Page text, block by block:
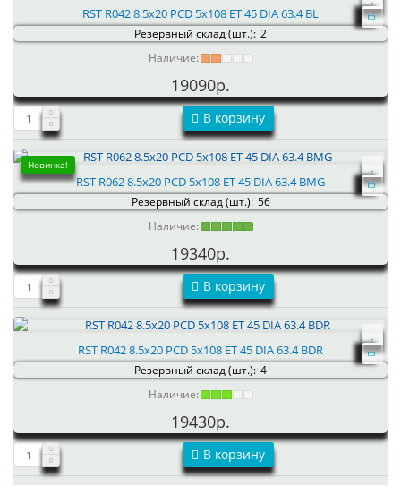
RST R042 8.5x20 PCD 5x108 ET 45 DIA 63.4 BL
Резервный склад (шт.): 2
Наличие:
19090р.
В корзину
Новинка!
RST R062 8.5x20 PCD 5x108 ET 45 DIA 63.4 BMG
Резервный склад (шт.): 56
Наличие:
19340р.
В корзину
RST R042 8.5x20 PCD 5x108 ET 45 DIA 63.4 BDR
Резервный склад (шт.): 4
Наличие:
19430р.
В корзину